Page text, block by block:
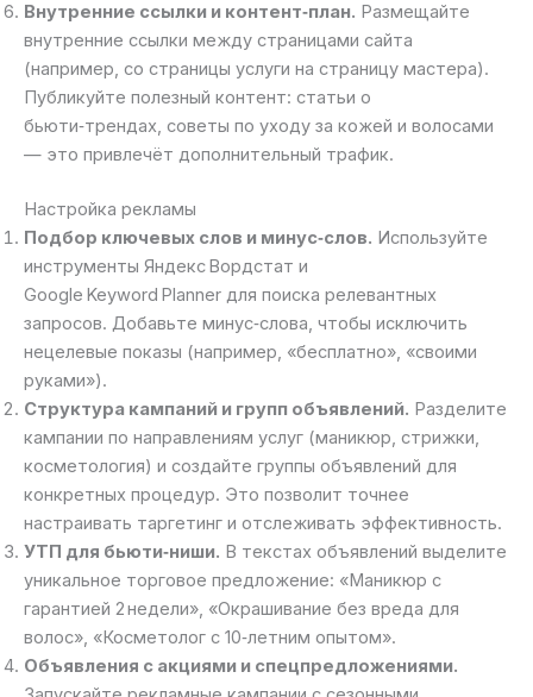
Внутренние ссылки и контент‑план. Размещайте
внутренние ссылки между страницами сайта
(например, со страницы услуги на страницу мастера).
Публикуйте полезный контент: статьи о
бьюти‑трендах, советы по уходу за кожей и волосами
— это привлечёт дополнительный трафик.
Настройка рекламы
Подбор ключевых слов и минус‑слов. Используйте
инструменты Яндекс Вордстат и
Google Keyword Planner для поиска релевантных
запросов. Добавьте минус‑слова, чтобы исключить
нецелевые показы (например, «бесплатно», «своими
руками»).
Структура кампаний и групп объявлений. Разделите
кампании по направлениям услуг (маникюр, стрижки,
косметология) и создайте группы объявлений для
конкретных процедур. Это позволит точнее
настраивать таргетинг и отслеживать эффективность.
УТП для бьюти‑ниши. В текстах объявлений выделите
уникальное торговое предложение: «Маникюр с
гарантией 2 недели», «Окрашивание без вреда для
волос», «Косметолог с 10‑летним опытом».
Объявления с акциями и спецпредложениями.